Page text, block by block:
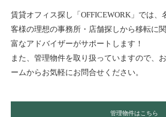
賃貸オフィス探し「OFFICEWORK」では
客様の理想の事務所・店舗探しから移転に
富なアドバイザーがサポートします！
また、管理物件を取り扱っていますので、
ームからお気軽にお問合せください。
管理物件はこちら